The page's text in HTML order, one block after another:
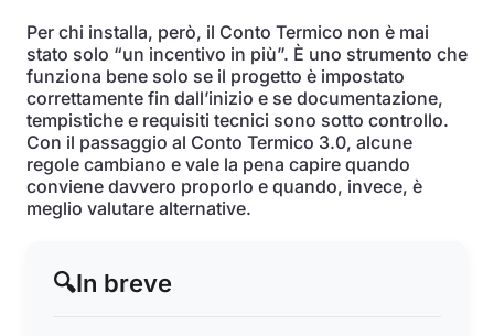
Per chi installa, però, il Conto Termico non è mai
stato solo “un incentivo in più”. È uno strumento che
funziona bene solo se il progetto è impostato
correttamente fin dall’inizio e se documentazione,
tempistiche e requisiti tecnici sono sotto controllo.
Con il passaggio al Conto Termico 3.0, alcune
regole cambiano e vale la pena capire quando
conviene davvero proporlo e quando, invece, è
meglio valutare alternative.
🔍In breve